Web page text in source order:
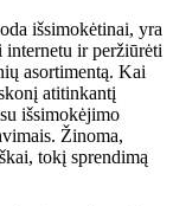
išsimokėtinai, yra
internetu ir peržiūrėti
asortimentą. Kai
atitinkantį
išsimokėjimo
Žinoma,
tokį sprendimą